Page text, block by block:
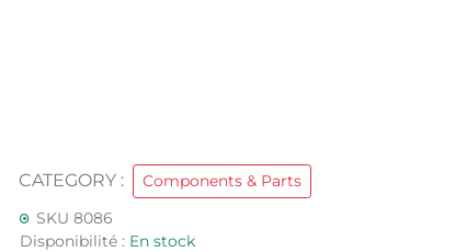
CATEGORY :
Components & Parts
SKU 8086
Disponibilité : En stock